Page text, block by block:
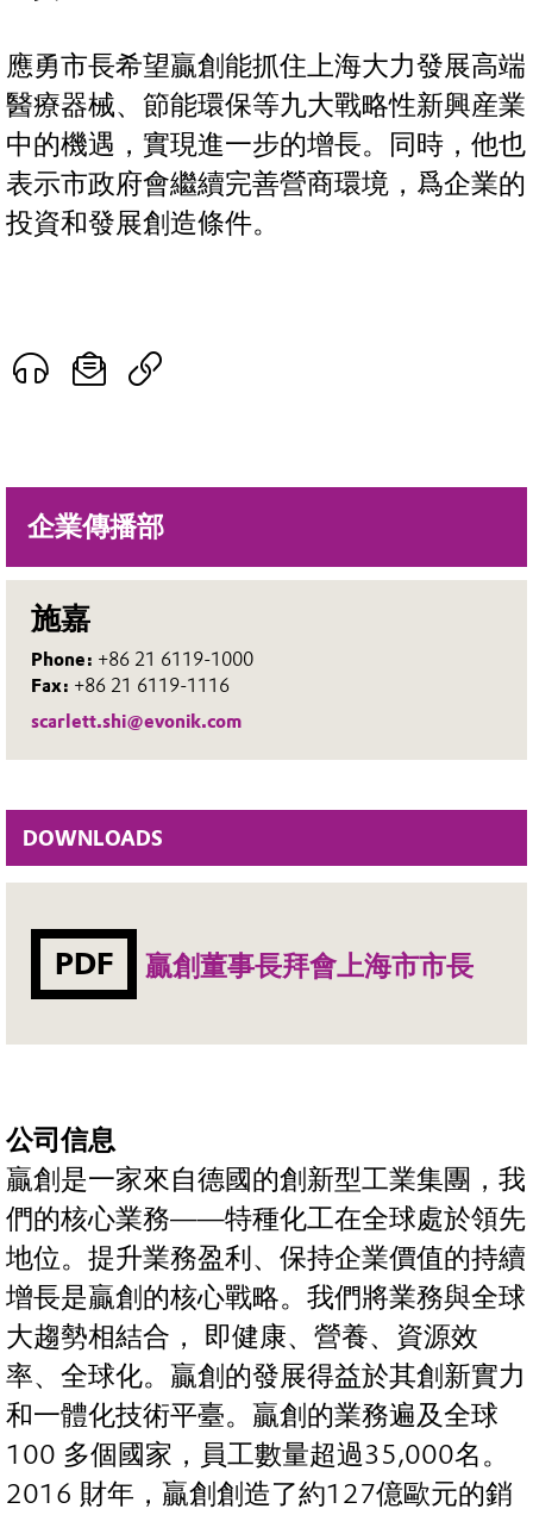
企業傳播部
施嘉
Phone: +86 21 6119-1000
Fax: +86 21 6119-1116
scarlett.shi@evonik.com
DOWNLOADS
PDF 贏創董事長拜會上海市市長
應勇市長希望贏創能抓住上海大力發展高端
醫療器械、節能環保等九大戰略性新興産業
中的機遇，實現進一步的增長。同時，他也
表示市政府會繼續完善營商環境，爲企業的
投資和發展創造條件。
公司信息
贏創是一家來自德國的創新型工業集團，我
們的核心業務——特種化工在全球處於領先
地位。提升業務盈利、保持企業價值的持續
增長是贏創的核心戰略。我們將業務與全球
大趨勢相結合， 即健康、營養、資源效
率、全球化。贏創的發展得益於其創新實力
和一體化技術平臺。贏創的業務遍及全球
100 多個國家，員工數量超過35,000名。
2016 財年，贏創創造了約127億歐元的銷